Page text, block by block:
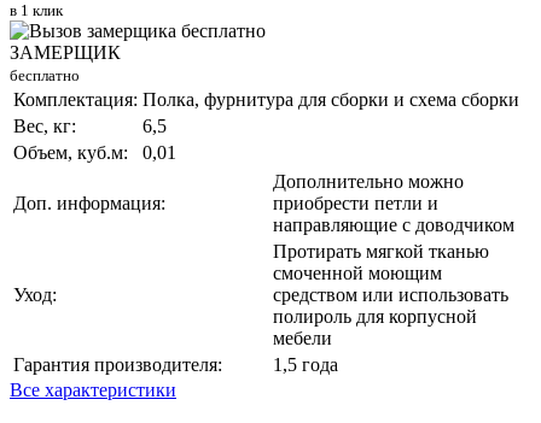
в 1 клик
ЗАМЕРЩИК
бесплатно
Комплектация: Полка, фурнитура для сборки и схема сборки
Вес, кг:
6,5
Объем, куб.м:
0,01
Доп. информация:
Дополнительно можно
приобрести петли и
направляющие с доводчиком
Уход:
Протирать мягкой тканью
смоченной моющим
средством или использовать
полироль для корпусной
мебели
Гарантия производителя:
1,5 года
Все характеристики